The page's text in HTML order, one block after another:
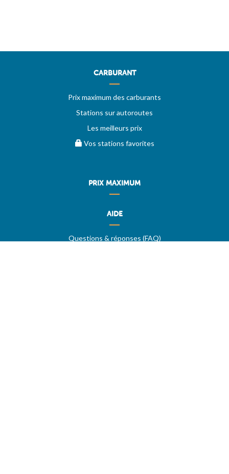
CARBURANT
Prix maximum des carburants
Stations sur autoroutes
Les meilleurs prix
Vos stations favorites
PRIX MAXIMUM
AIDE
Questions & réponses (FAQ)